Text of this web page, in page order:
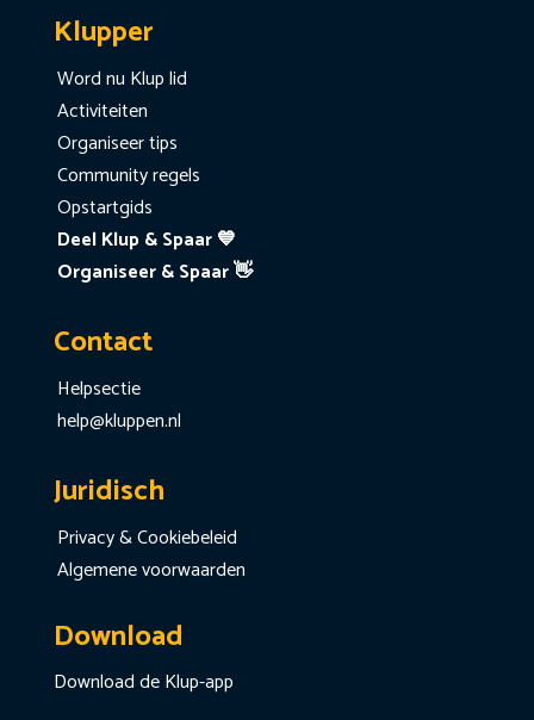
Klupper
Word nu Klup lid
Activiteiten
Organiseer tips
Community regels
Opstartgids
Deel Klup & Spaar 💙
Organiseer & Spaar 👋
Contact
Helpsectie
help@kluppen.nl
Juridisch
Privacy & Cookiebeleid
Algemene voorwaarden
Download
Download de Klup-app